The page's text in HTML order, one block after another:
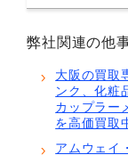
弊社関連の他
大阪の買取
ンク、化粧
カップラー
を高価買取
アムウェイ